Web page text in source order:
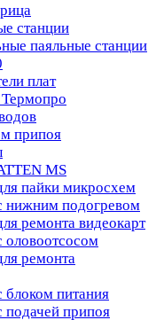
станции
паяльные станции
плат
припоя
MS
пайки микросхем
нижним подогревом
ремонта видеокарт
оловоотсосом
ремонта
блоком питания
подачей припоя